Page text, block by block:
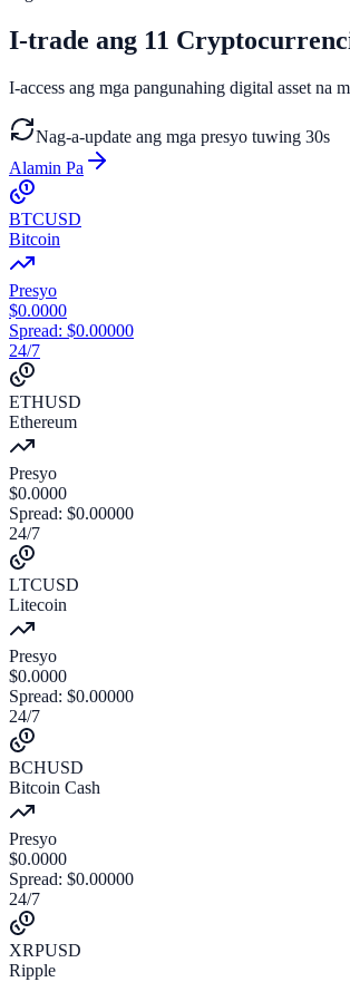
I-trade ang 11
I-access ang mga pangunahing digital asset na
Nag-a-update ang mga presyo tuwing 30s
Alamin Pa
BTCUSD
Bitcoin
Presyo
$0.0000
Spread: $0.00000
24/7
ETHUSD
Ethereum
Presyo
$0.0000
Spread: $0.00000
24/7
LTCUSD
Litecoin
Presyo
$0.0000
Spread: $0.00000
24/7
BCHUSD
Bitcoin Cash
Presyo
$0.0000
Spread: $0.00000
24/7
XRPUSD
Ripple